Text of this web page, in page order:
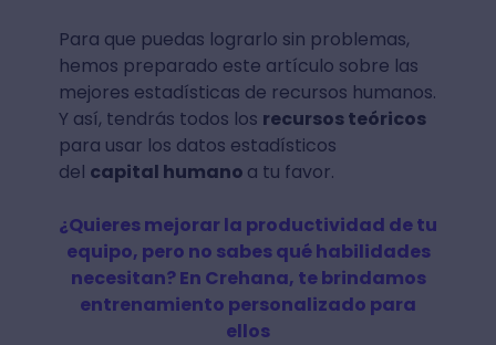
Para que puedas lograrlo sin problemas,
hemos preparado este artículo sobre las
mejores estadísticas de recursos humanos.
Y así, tendrás todos los recursos teóricos
para usar los datos estadísticos
del capital humano a tu favor.
¿Quieres mejorar la productividad de tu
equipo, pero no sabes qué habilidades
necesitan? En Crehana, te brindamos
entrenamiento personalizado para
ellos